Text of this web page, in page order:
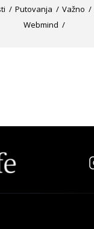
Putovanja Važno
Webmind